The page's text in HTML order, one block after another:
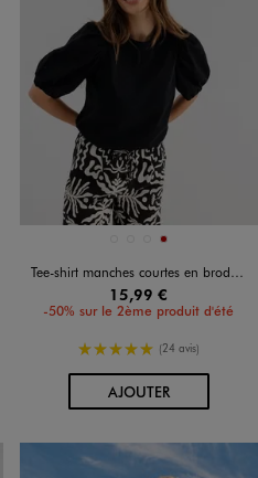
Disponible en 4 coloris
BLANC STANDARD
JAUNE FONCE
NOIR STANDARD
ROUGE FONCE
Tee-shirt manches courtes en broderie anglaise femme
15,99 €
-50% sur le 2ème produit d'été
5/5 de moyenne
(24 avis)
AJOUTERAU PANIER